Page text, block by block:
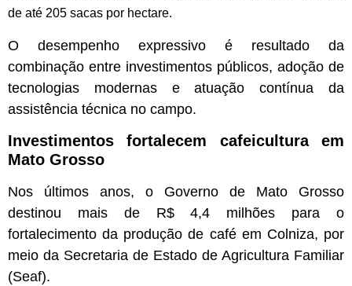
de até 205 sacas por hectare.
O desempenho expressivo é resultado da
combinação entre investimentos públicos, adoção de
tecnologias modernas e atuação contínua da
assistência técnica no campo.
Investimentos fortalecem cafeicultura em
Mato Grosso
Nos últimos anos, o Governo de Mato Grosso
destinou mais de R$ 4,4 milhões para o
fortalecimento da produção de café em Colniza, por
meio da Secretaria de Estado de Agricultura Familiar
(Seaf).